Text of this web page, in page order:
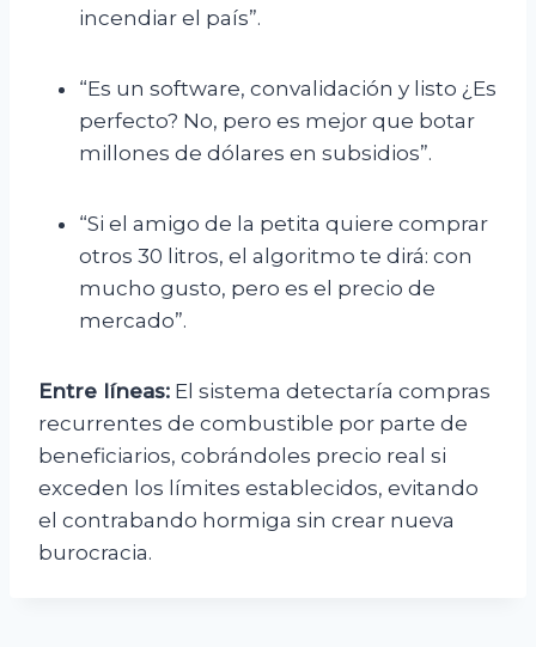
incendiar el país”.
“Es un software, convalidación y listo ¿Es
perfecto? No, pero es mejor que botar
millones de dólares en subsidios”.
“Si el amigo de la petita quiere comprar
otros 30 litros, el algoritmo te dirá: con
mucho gusto, pero es el precio de
mercado”.
Entre líneas: El sistema detectaría compras
recurrentes de combustible por parte de
beneficiarios, cobrándoles precio real si
exceden los límites establecidos, evitando
el contrabando hormiga sin crear nueva
burocracia.